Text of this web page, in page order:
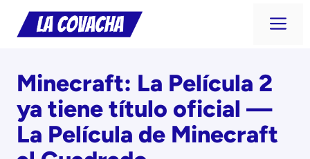
Saltar
Minecraft: La Película 2
ya tiene título oficial —
La Película de Minecraft